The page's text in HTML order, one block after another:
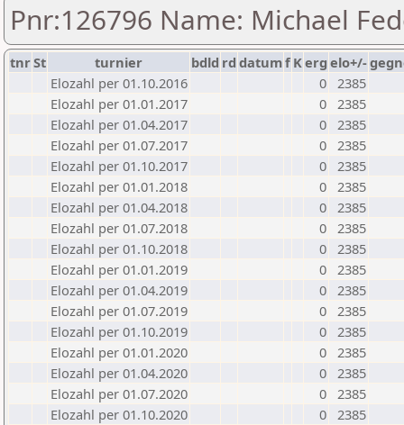
Pnr:126796 Name: Michael
tnrSt turnier bdld rd datumf Kerg elo+/-
Elozahl per 01.10.2016
0 2385
Elozahl per 01.01.2017
0 2385
Elozahl per 01.04.2017
0 2385
Elozahl per 01.07.2017
0 2385
Elozahl per 01.10.2017
0 2385
Elozahl per 01.01.2018
0 2385
Elozahl per 01.04.2018
0 2385
Elozahl per 01.07.2018
0 2385
Elozahl per 01.10.2018
0 2385
Elozahl per 01.01.2019
0 2385
Elozahl per 01.04.2019
0 2385
Elozahl per 01.07.2019
0 2385
Elozahl per 01.10.2019
0 2385
Elozahl per 01.01.2020
0 2385
Elozahl per 01.04.2020
0 2385
Elozahl per 01.07.2020
0 2385
Elozahl per 01.10.2020
0 2385